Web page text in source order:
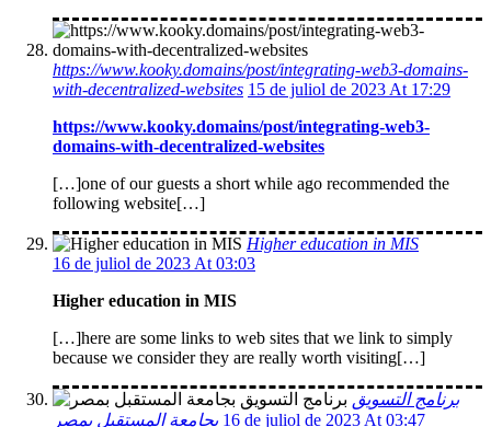
https://www.kooky.domains/post/integrating-web3-domains-
with-decentralized-websites 15 de juliol de 2023 At 17:29
https://www.kooky.domains/post/integrating-web3-
domains-with-decentralized-websites
[…]one of our guests a short while ago recommended the
following website[…]
Higher education in MIS
16 de juliol de 2023 At 03:03
Higher education in MIS
[…]here are some links to web sites that we link to simply
because we consider they are really worth visiting[…]
برنامج التسويق
بجامعة المستقبل بمصر 16 de juliol de 2023 At 03:47